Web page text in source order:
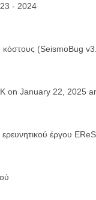
- 2024
(SeismoBug
on January 22, 2025
έργου